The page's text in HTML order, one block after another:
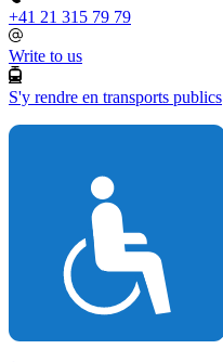
+41 21 315 79 79
Write to us
S'y rendre en transports publics